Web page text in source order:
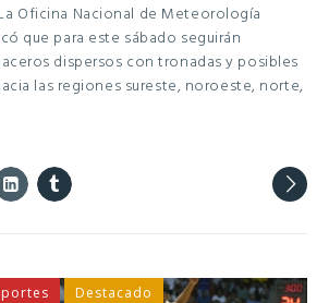
Oficina Nacional de Meteorología
que para este sábado seguirán
dispersos con tronadas y posibles
las regiones sureste, noroeste, norte,
Destacado